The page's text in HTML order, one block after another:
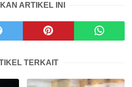
ARTIKEL INI
TERKAIT